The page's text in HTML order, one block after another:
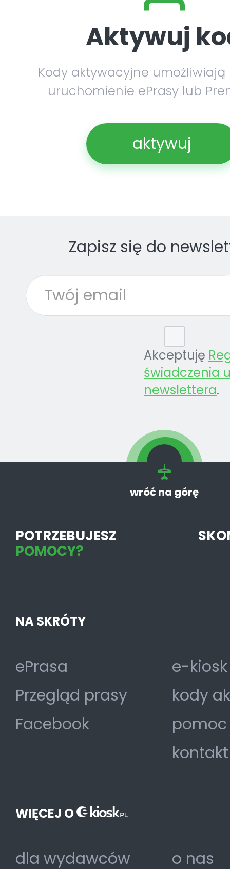
Aktywuj
Kody aktywacyjne umożliwiają
uruchomienie ePrasy lub
aktywuj
Zapisz się do
Akceptuję
świadczenia
newslettera.
wróć na górę
POTRZEBUJESZ
POMOCY?
NA SKRÓTY
ePrasa
Przegląd prasy
Facebook
e-
kody
pomoc
kontakt
WIĘCEJ O
dla wydawców o nas